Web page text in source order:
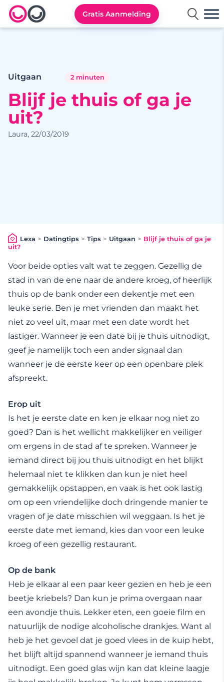
Lexa logo
Gratis Aanmelding
Uitgaan 2 minuten
Blijf je thuis of ga je
uit?
Laura, 22/03/2019
Lexa > Datingtips > Tips > Uitgaan > Blijf je thuis of ga je
uit?
Voor beide opties valt wat te zeggen. Gezellig de
stad in van de ene naar de andere kroeg, of heerlijk
thuis op de bank onder een dekentje met een
leuke serie. Ben je met vrienden dan maakt het
niet zo veel uit, maar met een date wordt het
lastiger. Wanneer je een date bij je thuis uitnodigt,
geef je namelijk toch een ander signaal dan
wanneer je de eerste keer op een openbare plek
afspreekt.
Erop uit
Is het je eerste date en ken je elkaar nog niet zo
goed? Dan is het wellicht makkelijker en veiliger
om ergens in de stad af te spreken. Wanneer je
iemand direct bij jou thuis uitnodigt en het blijkt
helemaal niet te klikken dan kun je niet heel
gemakkelijk opstappen, en vaak is het ook lastig
om op een vriendelijke doch dringende manier te
vragen of je date misschien wil weggaan. Is het je
eerste date met iemand, kies dan voor een leuke
kroeg of een gezellig restaurant.
Op de bank
Heb je elkaar al een paar keer gezien en heb je een
beetje kriebels? Dan kun je prima overgaan naar
een avondje thuis. Lekker eten, een goeie film en
natuurlijk de nodige alcoholische drankjes. Want al
heb je het gevoel dat je goed vlees in de kuip hebt,
het blijft altijd spannend wanneer je iemand thuis
uitnodigt. Een goed glas wijn kan dat kleine laagje